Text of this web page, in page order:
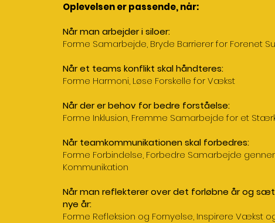
Oplevelsen er passende, når:
Når man arbejder i siloer:
Forme Samarbejde, Bryde Barrierer for Forenet
Når et teams konflikt skal håndteres:
Forme Harmoni, Løse Forskelle for Vækst
Når der er behov for bedre forståelse:
Forme Inklusion, Fremme Samarbejde for et
Når teamkommunikationen skal forbedres:
Forme Forbindelse, Forbedre Samarbejde
Kommunikation
Når man reflekterer over det forløbne år og
nye år:
Forme Refleksion og Fornyelse, Inspirere Vækst